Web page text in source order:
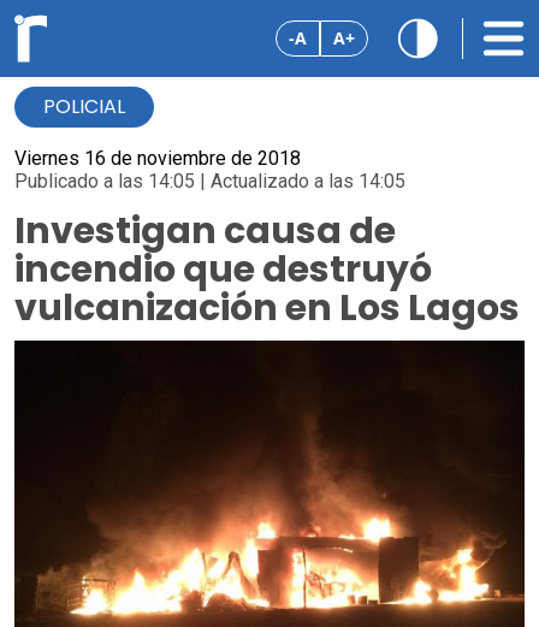
-A A+
POLICIAL
Viernes 16 de noviembre de 2018
Publicado a las 14:05 | Actualizado a las 14:05
Investigan causa de
incendio que destruyó
vulcanización en Los Lagos